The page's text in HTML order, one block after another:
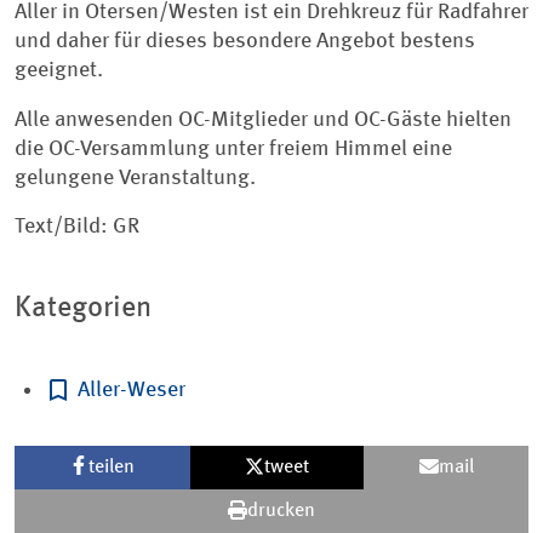
Aller in Otersen/Westen ist ein Drehkreuz für Radfahrer
und daher für dieses besondere Angebot bestens
geeignet.
Alle anwesenden OC-Mitglieder und OC-Gäste hielten
die OC-Versammlung unter freiem Himmel eine
gelungene Veranstaltung.
Text/Bild: GR
Kategorien
Aller-Weser
teilen tweet mail
drucken